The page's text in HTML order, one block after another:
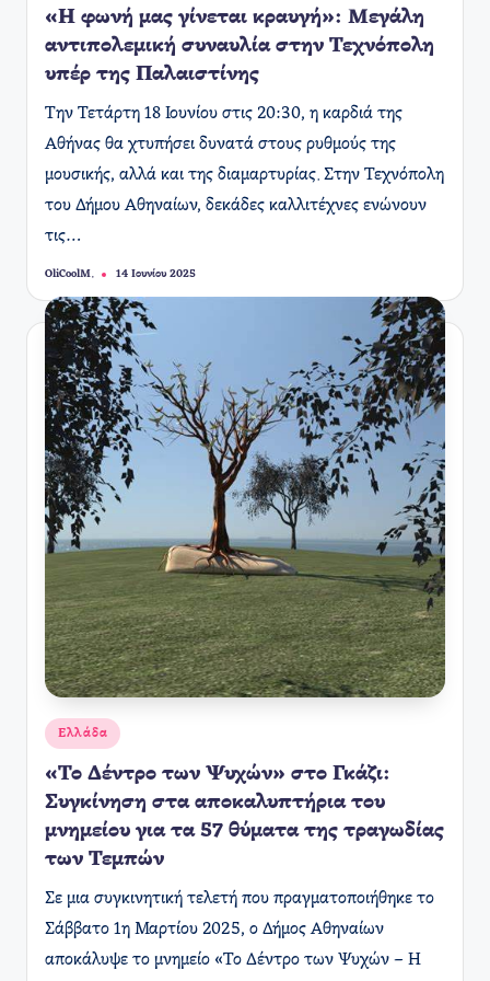
«Η φωνή μας γίνεται κραυγή»: Μεγάλη
αντιπολεμική συναυλία στην Τεχνόπολη
υπέρ της Παλαιστίνης
Την Τετάρτη 18 Ιουνίου στις 20:30, η καρδιά της
Αθήνας θα χτυπήσει δυνατά στους ρυθμούς της
μουσικής, αλλά και της διαμαρτυρίας. Στην Τεχνόπολη
του Δήμου Αθηναίων, δεκάδες καλλιτέχνες ενώνουν
τις…
Συγγραφέας:
OliCoolM. 14 Ιουνίου 2025
Αναρτήθηκε
Ελλάδα
«Το Δέντρο των Ψυχών» στο Γκάζι:
Συγκίνηση στα αποκαλυπτήρια του
μνημείου για τα 57 θύματα της τραγωδίας
των Τεμπών
Σε μια συγκινητική τελετή που πραγματοποιήθηκε το
Σάββατο 1η Μαρτίου 2025, ο Δήμος Αθηναίων
αποκάλυψε το μνημείο «Το Δέντρο των Ψυχών – Η